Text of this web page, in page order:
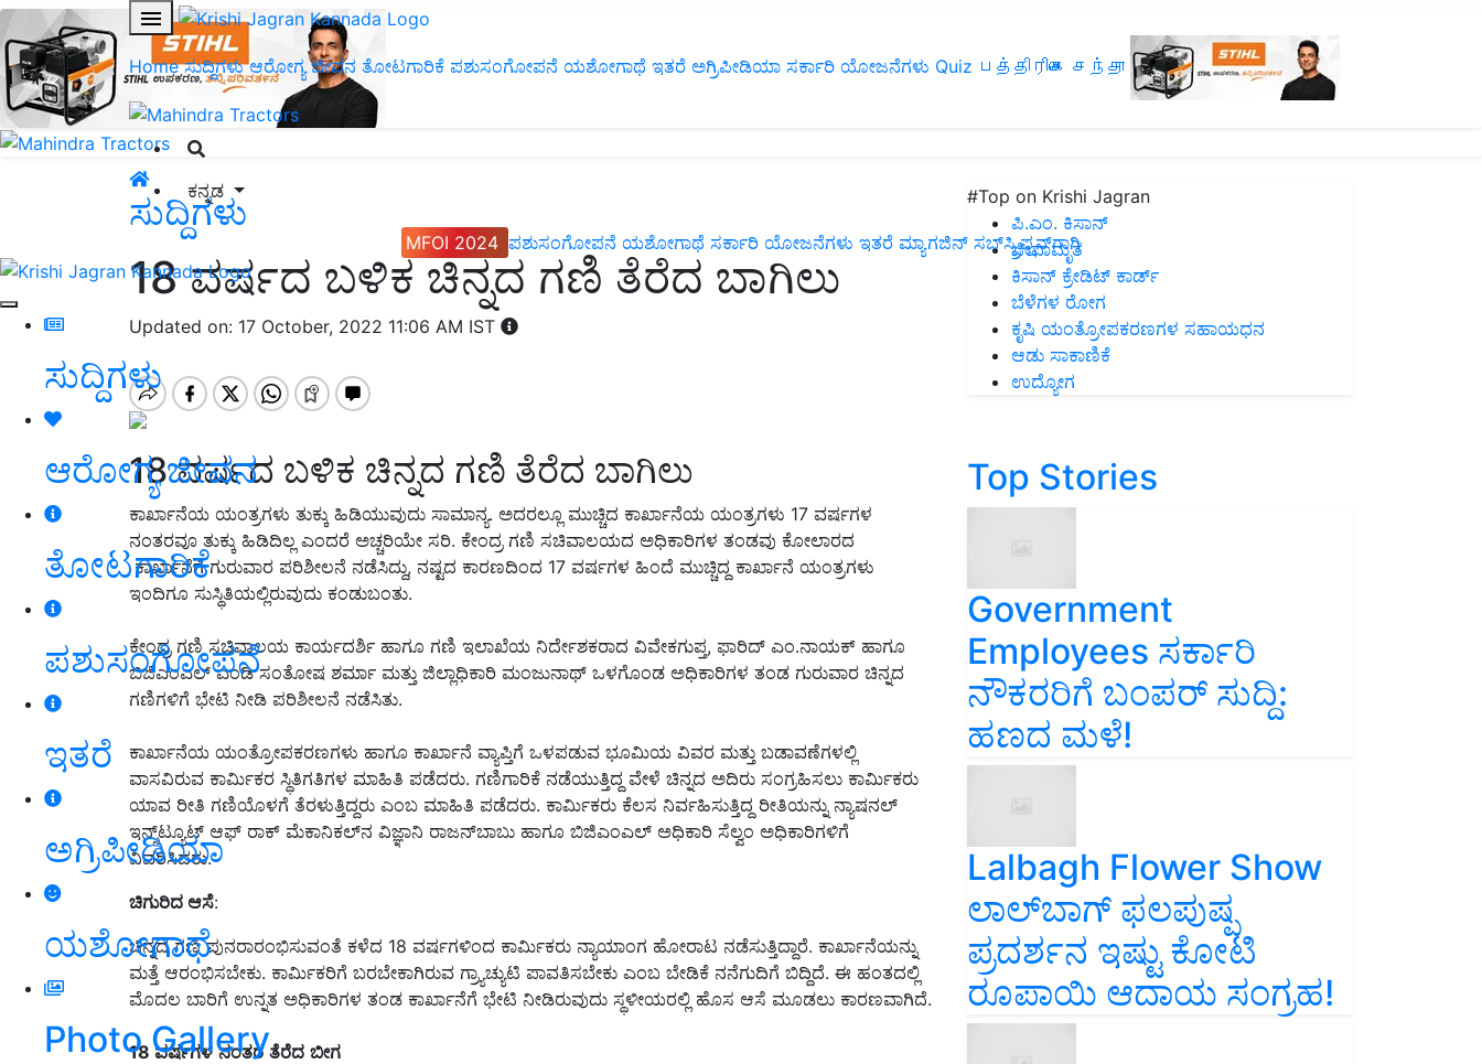
Home ಸುದ್ದಿಗಳು ಆರೋಗ್ಯ ಜೀವನ ತೋಟಗಾರಿಕೆ ಪಶುಸಂಗೋಪನೆ ಯಶೋಗಾಥೆ ಇತರೆ ಅಗ್ರಿಪೀಡಿಯಾ ಸರ್ಕಾರಿ ಯೋಜನೆಗಳು Quiz பத்திரிகை சந்தா
ಕನ್ನಡ
MFOI 2024 ಪಶುಸಂಗೋಪನೆ ಯಶೋಗಾಥೆ ಸರ್ಕಾರಿ ಯೋಜನೆಗಳು ಇತರೆ ಮ್ಯಾಗಜಿನ್‌ ಸಬ್‌ಸ್ಕ್ರಿಪ್ಷನ್‌ಗಾಗಿ
ಸುದ್ದಿಗಳು
ಆರೋಗ್ಯ ಜೀವನ
ತೋಟಗಾರಿಕೆ
ಪಶುಸಂಗೋಪನೆ
ಇತರೆ
ಅಗ್ರಿಪೀಡಿಯಾ
ಯಶೋಗಾಥೆ
Photo Gallery
ಸುದ್ದಿಗಳು
18 ವರ್ಷದ ಬಳಿಕ ಚಿನ್ನದ ಗಣಿ ತೆರೆದ ಬಾಗಿಲು
Updated on: 17 October, 2022 11:06 AM IST
18 ವರ್ಷದ ಬಳಿಕ ಚಿನ್ನದ ಗಣಿ ತೆರೆದ ಬಾಗಿಲು
ಕಾರ್ಖಾನೆಯ ಯಂತ್ರಗಳು ತುಕ್ಕು ಹಿಡಿಯುವುದು ಸಾಮಾನ್ಯ. ಅದರಲ್ಲೂ ಮುಚ್ಚಿದ ಕಾರ್ಖಾನೆಯ ಯಂತ್ರಗಳು 17 ವರ್ಷಗಳ
ನಂತರವೂ ತುಕ್ಕು ಹಿಡಿದಿಲ್ಲ ಎಂದರೆ ಅಚ್ಚರಿಯೇ ಸರಿ. ಕೇಂದ್ರ ಗಣಿ ಸಚಿವಾಲಯದ ಅಧಿಕಾರಿಗಳ ತಂಡವು ಕೋಲಾರದ
ಕಾರ್ಖಾನೆಗೆ ಗುರುವಾರ ಪರಿಶೀಲನೆ ನಡೆಸಿದ್ದು, ನಷ್ಟದ ಕಾರಣದಿಂದ 17 ವರ್ಷಗಳ ಹಿಂದೆ ಮುಚ್ಚಿದ್ದ ಕಾರ್ಖಾನೆ ಯಂತ್ರಗಳು
ಇಂದಿಗೂ ಸುಸ್ಥಿತಿಯಲ್ಲಿರುವುದು ಕಂಡುಬಂತು.
ಕೇಂದ್ರ ಗಣಿ ಸಚಿವಾಲಯ ಕಾರ್ಯದರ್ಶಿ ಹಾಗೂ ಗಣಿ ಇಲಾಖೆಯ ನಿರ್ದೇಶಕರಾದ ವಿವೇಕಗುಪ್ತ, ಫಾರಿದ್‌ ಎಂ.ನಾಯಕ್‌ ಹಾಗೂ
ಬಿಜಿಎಂಎಲ್‌ ಎಂಡಿ ಸಂತೋಷ ಶರ್ಮಾ ಮತ್ತು ಜಿಲ್ಲಾಧಿಕಾರಿ ಮಂಜುನಾಥ್‌ ಒಳಗೊಂಡ ಅಧಿಕಾರಿಗಳ ತಂಡ ಗುರುವಾರ ಚಿನ್ನದ
ಗಣಿಗಳಿಗೆ ಭೇಟಿ ನೀಡಿ ಪರಿಶೀಲನೆ ನಡೆಸಿತು.
ಕಾರ್ಖಾನೆಯ ಯಂತ್ರೋಪಕರಣಗಳು ಹಾಗೂ ಕಾರ್ಖಾನೆ ವ್ಯಾಪ್ತಿಗೆ ಒಳಪಡುವ ಭೂಮಿಯ ವಿವರ ಮತ್ತು ಬಡಾವಣೆಗಳಲ್ಲಿ
ವಾಸವಿರುವ ಕಾರ್ಮಿಕರ ಸ್ಥಿತಿಗತಿಗಳ ಮಾಹಿತಿ ಪಡೆದರು. ಗಣಿಗಾರಿಕೆ ನಡೆಯುತ್ತಿದ್ದ ವೇಳೆ ಚಿನ್ನದ ಅದಿರು ಸಂಗ್ರಹಿಸಲು ಕಾರ್ಮಿಕರು
ಯಾವ ರೀತಿ ಗಣಿಯೊಳಗೆ ತೆರಳುತ್ತಿದ್ದರು ಎಂಬ ಮಾಹಿತಿ ಪಡೆದರು. ಕಾರ್ಮಿಕರು ಕೆಲಸ ನಿರ್ವಹಿಸುತ್ತಿದ್ದ ರೀತಿಯನ್ನು ನ್ಯಾಷನಲ್‌
ಇನ್ಸ್‌ಟ್ಯೂಟ್‌ ಆಫ್‌ ರಾಕ್‌ ಮೆಕಾನಿಕಲ್‌ನ ವಿಜ್ಞಾನಿ ರಾಜನ್‌ಬಾಬು ಹಾಗೂ ಬಿಜಿಎಂಎಲ್‌ ಅಧಿಕಾರಿ ಸೆಲ್ವಂ ಅಧಿಕಾರಿಗಳಿಗೆ
ವಿವರಿಸಿದರು.
ಚಿಗುರಿದ ಆಸೆ:
ಚಿನ್ನದ ಗಣಿ ಪುನರಾರಂಭಿಸುವಂತೆ ಕಳೆದ 18 ವರ್ಷಗಳಿಂದ ಕಾರ್ಮಿಕರು ನ್ಯಾಯಾಂಗ ಹೋರಾಟ ನಡೆಸುತ್ತಿದ್ದಾರೆ. ಕಾರ್ಖಾನೆಯನ್ನು
ಮತ್ತೆ ಆರಂಭಿಸಬೇಕು. ಕಾರ್ಮಿಕರಿಗೆ ಬರಬೇಕಾಗಿರುವ ಗ್ರ್ಯಾಚ್ಯುಟಿ ಪಾವತಿಸಬೇಕು ಎಂಬ ಬೇಡಿಕೆ ನನೆಗುದಿಗೆ ಬಿದ್ದಿದೆ. ಈ ಹಂತದಲ್ಲಿ
ಮೊದಲ ಬಾರಿಗೆ ಉನ್ನತ ಅಧಿಕಾರಿಗಳ ತಂಡ ಕಾರ್ಖಾನೆಗೆ ಭೇಟಿ ನೀಡಿರುವುದು ಸ್ಥಳೀಯರಲ್ಲಿ ಹೊಸ ಆಸೆ ಮೂಡಲು ಕಾರಣವಾಗಿದೆ.
18ವರ್ಷಗಳ ನಂತರ ತೆರೆದ ಬೀಗ
#Top on Krishi Jagran
ಪಿ.ಎಂ. ಕಿಸಾನ್
ಜೀವಾಮೃತ
ಕಿಸಾನ್ ಕ್ರೇಡಿಟ್ ಕಾರ್ಡ್
ಬೆಳೆಗಳ ರೋಗ
ಕೃಷಿ ಯಂತ್ರೋಪಕರಣಗಳ ಸಹಾಯಧನ
ಆಡು ಸಾಕಾಣಿಕೆ
ಉದ್ಯೋಗ
Top Stories
Government
Employees ಸರ್ಕಾರಿ
ನೌಕರರಿಗೆ ಬಂಪರ್‌ ಸುದ್ದಿ:
ಹಣದ ಮಳೆ!
Lalbagh Flower Show
ಲಾಲ್‌ಬಾಗ್ ಫಲಪುಷ್ಪ
ಪ್ರದರ್ಶನ ಇಷ್ಟು ಕೋಟಿ
ರೂಪಾಯಿ ಆದಾಯ ಸಂಗ್ರಹ!